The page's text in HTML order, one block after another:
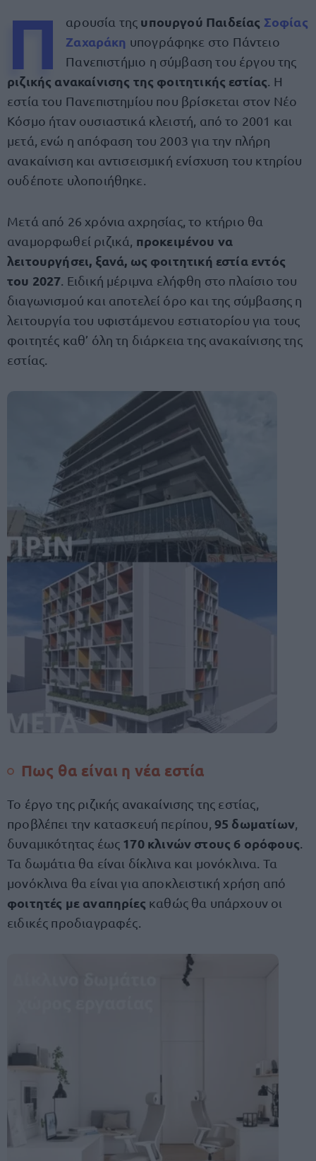
Π αρουσία της υπουργού Παιδείας Σοφίας
Ζαχαράκη υπογράφηκε στο Πάντειο
Πανεπιστήμιο η σύμβαση του έργου της
ριζικής ανακαίνισης της φοιτητικής εστίας . Η
εστία του Πανεπιστημίου που βρίσκεται στον Νέο
Κόσμο ήταν ουσιαστικά κλειστή, από το 2001 και
μετά, ενώ η απόφαση του 2003 για την πλήρη
ανακαίνιση και αντισεισμική ενίσχυση του κτηρίου
ουδέποτε υλοποιήθηκε.
Μετά από 26 χρόνια αχρησίας, το κτήριο θα
αναμορφωθεί ριζικά, προκειμένου να
λειτουργήσει, ξανά, ως φοιτητική εστία εντός
του 2027 . Ειδική μέριμνα ελήφθη στο πλαίσιο του
διαγωνισμού και αποτελεί όρο και της σύμβασης η
λειτουργία του υφιστάμενου εστιατορίου για τους
φοιτητές καθ’ όλη τη διάρκεια της ανακαίνισης της
εστίας.
Πως θα είναι η νέα εστία
Το έργο της ριζικής ανακαίνισης της εστίας,
προβλέπει την κατασκευή περίπου, 95 δωματίων,
δυναμικότητας έως 170 κλινών στους 6 ορόφους
Τα δωμάτια θα είναι δίκλινα και μονόκλινα. Τα
μονόκλινα θα είναι για αποκλειστική χρήση από
φοιτητές με αναπηρίες καθώς θα υπάρχουν οι
ειδικές προδιαγραφές.